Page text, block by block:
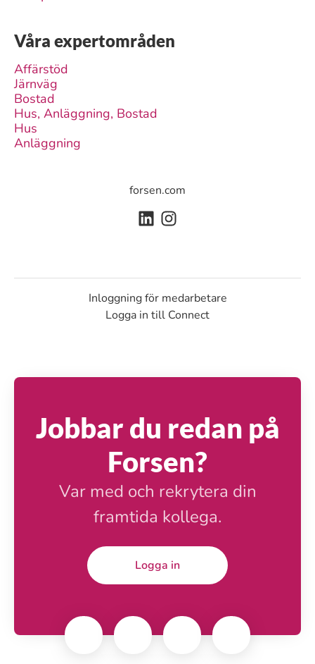
Våra expertområden
Affärstöd
Järnväg
Bostad
Hus, Anläggning, Bostad
Hus
Anläggning
forsen.com
Inloggning för medarbetare
Logga in till Connect
Jobbar du redan på
Forsen?
Var med och rekrytera din
framtida kollega.
Logga in